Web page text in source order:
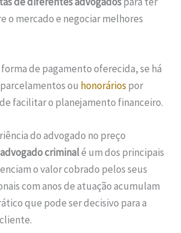
o mercado e negociar melhores
de pagamento oferecida, se há
ou honorários por
facilitar o planejamento financeiro.
do advogado no preço
criminalé um dos principais
o valor cobrado pelos seus
com anos de atuação acumulam
que pode ser decisivo para a